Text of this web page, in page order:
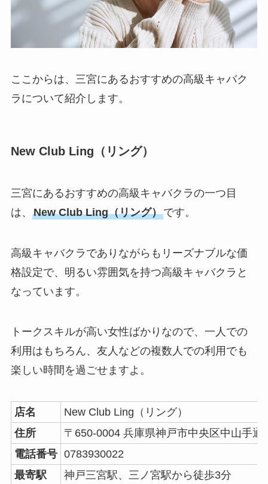
ここからは、三宮にあるおすすめの高級キャバク
ラについて紹介します。
New Club Ling（リング）
三宮にあるおすすめの高級キャバクラの一つ目
は、 New Club Ling（リング）です。
高級キャバクラでありながらもリーズナブルな価
格設定で、明るい雰囲気を持つ高級キャバクラと
なっています。
トークスキルが高い女性ばかりなので、一人での
利用はもちろん、友人などの複数人での利用でも
楽しい時間を過ごせますよ。
店名
New Club Ling（リング）
住所
〒650-0004 兵庫県神戸市中央区中山手
電話番号 0783930022
最寄駅
神戸三宮駅、三ノ宮駅から徒歩3分